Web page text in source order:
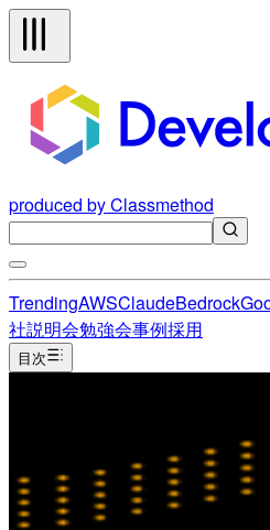
produced by Classmethod
TrendingAWSClaudeBedrock
社説明会勉強会事例採用
目次